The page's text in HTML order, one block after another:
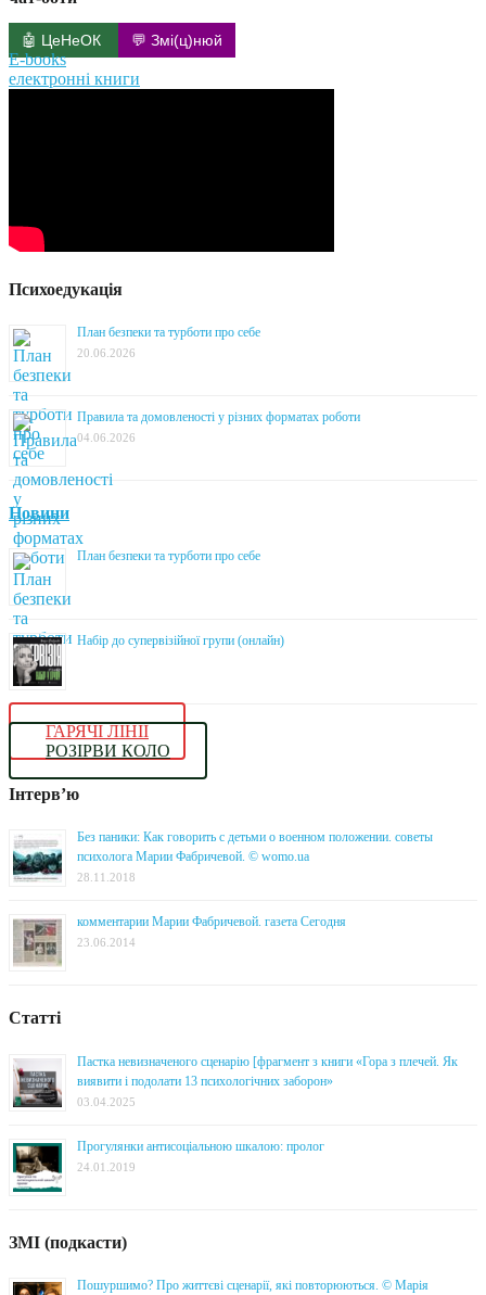
🤖 ЦеНеОК 💬 Змі(ц)нюй
E-books
електронні книги
Психоедукація
План безпеки та турботи про себе
20.06.2026
Правила та домовленості у різних форматах роботи
04.06.2026
Новини
План безпеки та турботи про себе
Набір до супервізійної групи (онлайн)
ГАРЯЧІ ЛІНІЇ
РОЗІРВИ КОЛО
Інтерв’ю
Без паники: Как говорить с детьми о военном положении. советы
психолога Марии Фабричевой. © womo.ua
28.11.2018
комментарии Марии Фабричевой. газета Сегодня
23.06.2014
Статті
Пастка невизначеного сценарію [фрагмент з книги «Гора з плечей. Як
виявити і подолати 13 психологічних заборон»
03.04.2025
Прогулянки антисоціальною шкалою: пролог
24.01.2019
ЗМІ (подкасти)
Пошуршимо? Про життєві сценарії, які повторюються. © Марія